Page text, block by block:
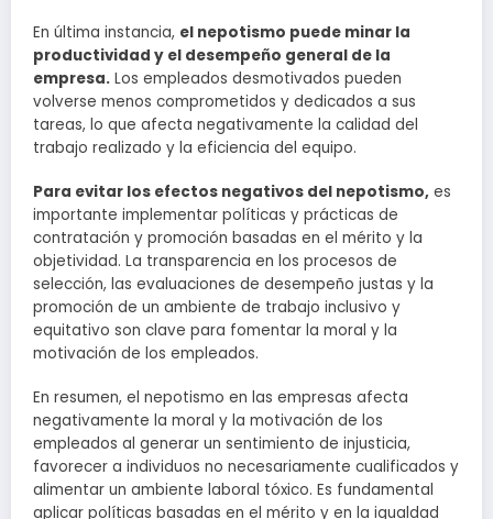
En última instancia, el nepotismo puede minar la
productividad y el desempeño general de la
empresa. Los empleados desmotivados pueden
volverse menos comprometidos y dedicados a sus
tareas, lo que afecta negativamente la calidad del
trabajo realizado y la eficiencia del equipo.
Para evitar los efectos negativos del nepotismo, es
importante implementar políticas y prácticas de
contratación y promoción basadas en el mérito y la
objetividad. La transparencia en los procesos de
selección, las evaluaciones de desempeño justas y la
promoción de un ambiente de trabajo inclusivo y
equitativo son clave para fomentar la moral y la
motivación de los empleados.
En resumen, el nepotismo en las empresas afecta
negativamente la moral y la motivación de los
empleados al generar un sentimiento de injusticia,
favorecer a individuos no necesariamente cualificados y
alimentar un ambiente laboral tóxico. Es fundamental
aplicar políticas basadas en el mérito y en la igualdad